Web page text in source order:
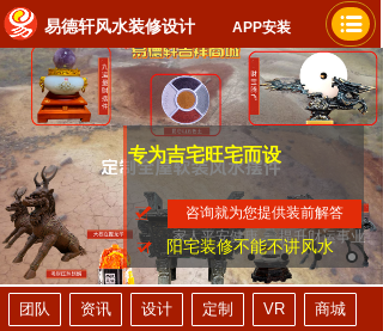
易德轩风水装修设计 APP安装
专为吉宅旺宅而设
咨询就为您提供装前解答
提升财运事业
家人平安健康
阳宅装修不能不讲风水
团队 资讯 设计 定制 VR 商城